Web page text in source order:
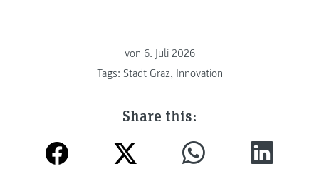
von 6. Juli 2026
Tags: Stadt Graz, Innovation
Share this: